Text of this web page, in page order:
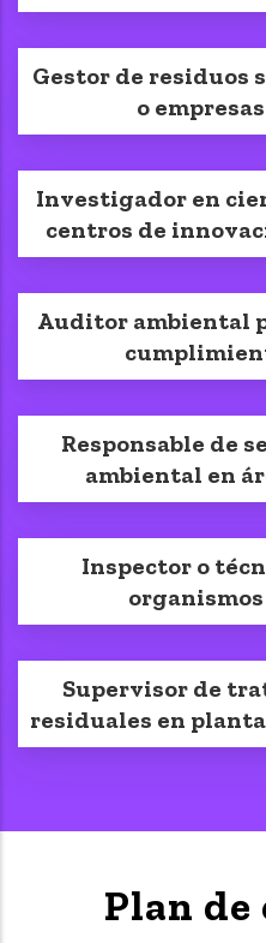
Gestor de residuos
o
Investigador en
centros de
Auditor ambiental
Responsable de
ambiental en
Inspector o
Supervisor de
residuales en
Plan